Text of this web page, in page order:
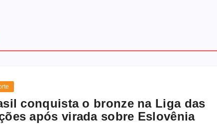
conquista o bronze na Liga das
após virada sobre Eslovênia